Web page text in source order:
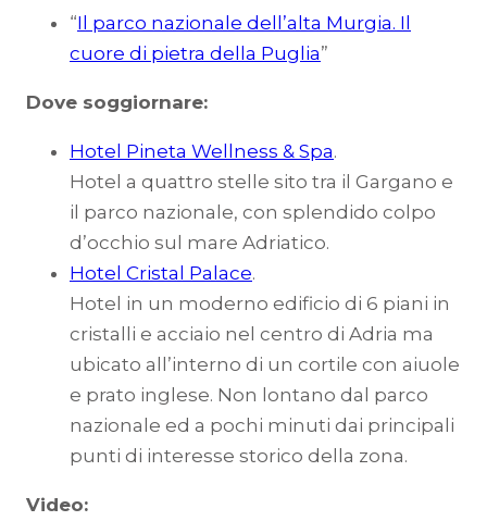
“Il parco nazionale dell’alta Murgia. Il
cuore di pietra della Puglia”
Dove soggiornare:
Hotel Pineta Wellness & Spa.
Hotel a quattro stelle sito tra il Gargano e
il parco nazionale, con splendido colpo
d’occhio sul mare Adriatico.
Hotel Cristal Palace.
Hotel in un moderno edificio di 6 piani in
cristalli e acciaio nel centro di Adria ma
ubicato all’interno di un cortile con aiuole
e prato inglese. Non lontano dal parco
nazionale ed a pochi minuti dai principali
punti di interesse storico della zona.
Video: